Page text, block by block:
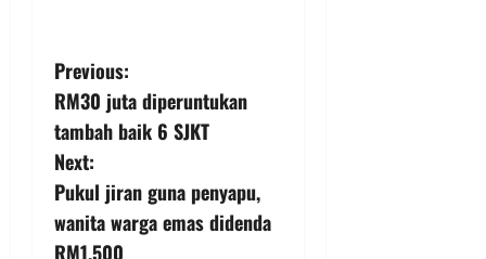
Previous:
RM30 juta diperuntukan
tambah baik 6 SJKT
Next:
Pukul jiran guna penyapu,
wanita warga emas didenda
RM1,500